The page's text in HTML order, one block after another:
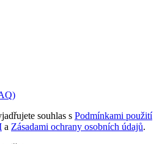
souhlas s Podmínkami použití
a Zásadami ochrany osobních údajů.